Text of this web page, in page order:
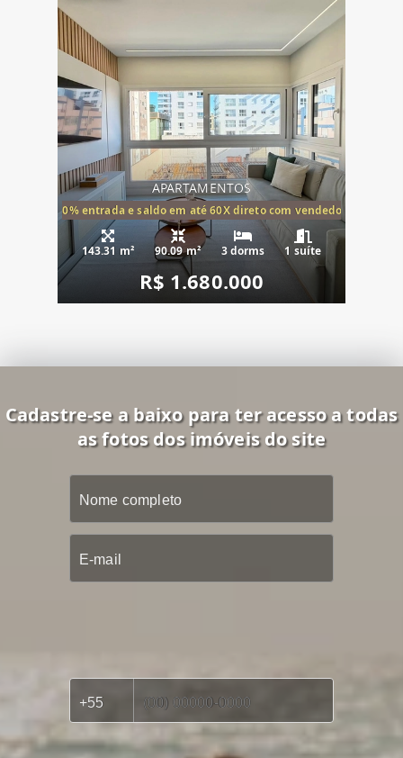
APARTAMENTOS
20% entrada e saldo em até 60X direto com vendedor
143.31 m² 90.09 m² 3 dorms 1 suíte
R$ 1.680.000
Cadastre-se a baixo para ter acesso a todas
as fotos dos imóveis do site